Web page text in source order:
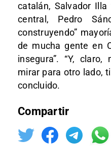
catalán, Salvador
central, Pedro
construyendo”
de mucha gente en
insegura”. “Y,
mirar para otro lado,
concluido.
Compartir